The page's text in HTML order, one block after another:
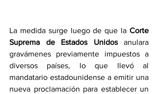
La medida surge luego de que la Corte
Suprema de Estados Unidos anulara
gravámenes previamente impuestos a
diversos países, lo que llevó al
mandatario estadounidense a emitir una
nueva proclamación para establecer un